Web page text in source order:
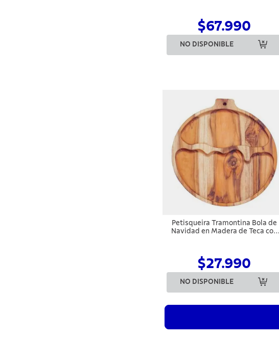
$67.990
NO DISPONIBLE
Petisqueira Tramontina Bola de
Navidad en Madera de Teca con
$27.990
NO DISPONIBLE